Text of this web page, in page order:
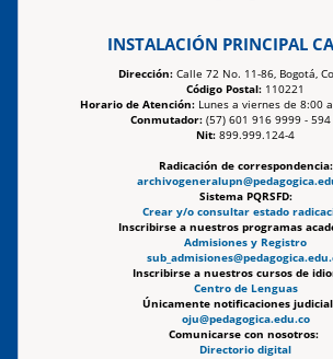
INSTALACIÓN PRINCIPAL
Dirección:Calle 72 No. 11-86, Bogotá,
Código Postal: 110221
Horario de Atención:Lunes a viernes de 8:00
Conmutador: (57) 601 916 9999 -
Nit: 899.999.124-4
Radicación de correspondencia:
Sistema PQRSFD:
Crear y/o consultar estado
Inscribirse a nuestros programas
Admisiones y Registro
Inscribirse a nuestros cursos de
Centro de Lenguas
Únicamente notificaciones
oju@pedagogica.edu.co
Comunicarse con nosotros:
Directorio digital